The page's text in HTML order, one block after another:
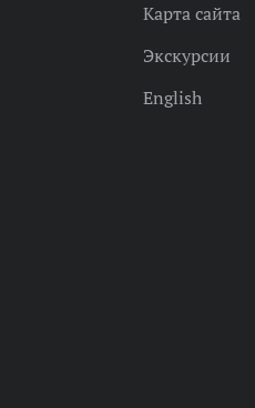
Карта сайта
Экскурсии
English